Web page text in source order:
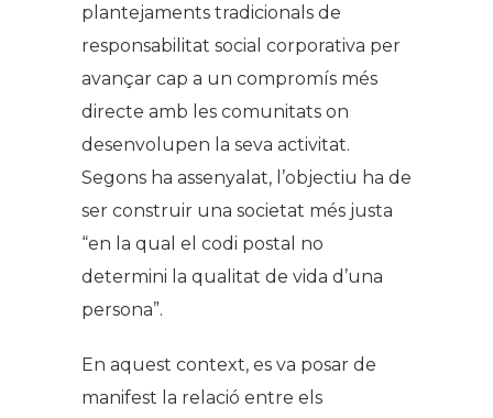
plantejaments tradicionals de
responsabilitat social corporativa per
avançar cap a un compromís més
directe amb les comunitats on
desenvolupen la seva activitat.
Segons ha assenyalat, l’objectiu ha de
ser construir una societat més justa
“en la qual el codi postal no
determini la qualitat de vida d’una
persona”.
En aquest context, es va posar de
manifest la relació entre els